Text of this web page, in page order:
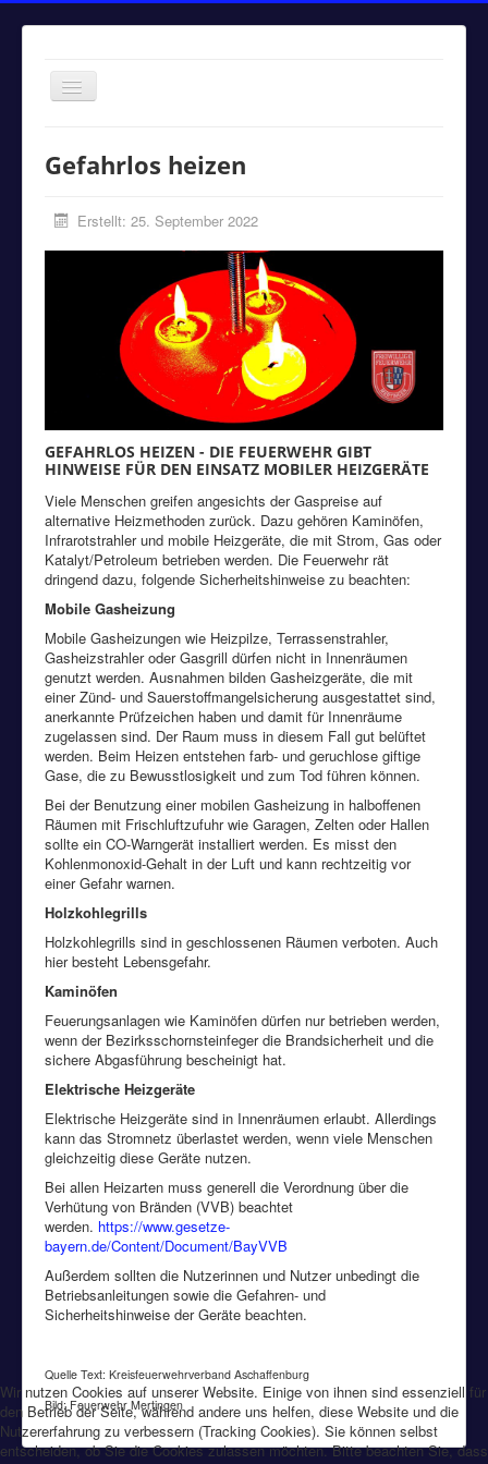
Navigation
an/aus
Einsätze
Aktuelles
Über uns
Bürgerinformationen
Gefahrlos heizen
Erstellt: 25. September 2022
GEFAHRLOS HEIZEN - DIE FEUERWEHR GIBT
HINWEISE FÜR DEN EINSATZ MOBILER HEIZGERÄTE
Viele Menschen greifen angesichts der Gaspreise auf
alternative Heizmethoden zurück. Dazu gehören Kaminöfen,
Infrarotstrahler und mobile Heizgeräte, die mit Strom, Gas oder
Katalyt/Petroleum betrieben werden. Die Feuerwehr rät
dringend dazu, folgende Sicherheitshinweise zu beachten:
Mobile Gasheizung
Mobile Gasheizungen wie Heizpilze, Terrassenstrahler,
Gasheizstrahler oder Gasgrill dürfen nicht in Innenräumen
genutzt werden. Ausnahmen bilden Gasheizgeräte, die mit
einer Zünd- und Sauerstoffmangelsicherung ausgestattet sind,
anerkannte Prüfzeichen haben und damit für Innenräume
zugelassen sind. Der Raum muss in diesem Fall gut belüftet
werden. Beim Heizen entstehen farb- und geruchlose giftige
Gase, die zu Bewusstlosigkeit und zum Tod führen können.
Bei der Benutzung einer mobilen Gasheizung in halboffenen
Räumen mit Frischluftzufuhr wie Garagen, Zelten oder Hallen
sollte ein CO-Warngerät installiert werden. Es misst den
Kohlenmonoxid-Gehalt in der Luft und kann rechtzeitig vor
einer Gefahr warnen.
Holzkohlegrills
Holzkohlegrills sind in geschlossenen Räumen verboten. Auch
hier besteht Lebensgefahr.
Kaminöfen
Feuerungsanlagen wie Kaminöfen dürfen nur betrieben werden,
wenn der Bezirksschornsteinfeger die Brandsicherheit und die
sichere Abgasführung bescheinigt hat.
Elektrische Heizgeräte
Elektrische Heizgeräte sind in Innenräumen erlaubt. Allerdings
kann das Stromnetz überlastet werden, wenn viele Menschen
gleichzeitig diese Geräte nutzen.
Bei allen Heizarten muss generell die Verordnung über die
Verhütung von Bränden (VVB) beachtet
werden. https://www.gesetze-
bayern.de/Content/Document/BayVVB
Außerdem sollten die Nutzerinnen und Nutzer unbedingt die
Betriebsanleitungen sowie die Gefahren- und
Sicherheitshinweise der Geräte beachten.
Quelle Text: Kreisfeuerwehrverband Aschaffenburg
Bild: Feuerwehr Mertingen
Wir nutzen Cookies auf unserer Website. Einige von ihnen sind essenziell für
den Betrieb der Seite, während andere uns helfen, diese Website und die
Nutzererfahrung zu verbessern (Tracking Cookies). Sie können selbst
entscheiden, ob Sie die Cookies zulassen möchten. Bitte beachten Sie, dass